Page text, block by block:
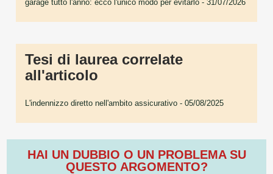
garage tutto l'anno: ecco l'unico modo per evitarlo - 31/07/2026
Tesi di laurea correlate
all'articolo
L'indennizzo diretto nell'ambito assicurativo - 05/08/2025
HAI UN DUBBIO O UN PROBLEMA SU
QUESTO ARGOMENTO?